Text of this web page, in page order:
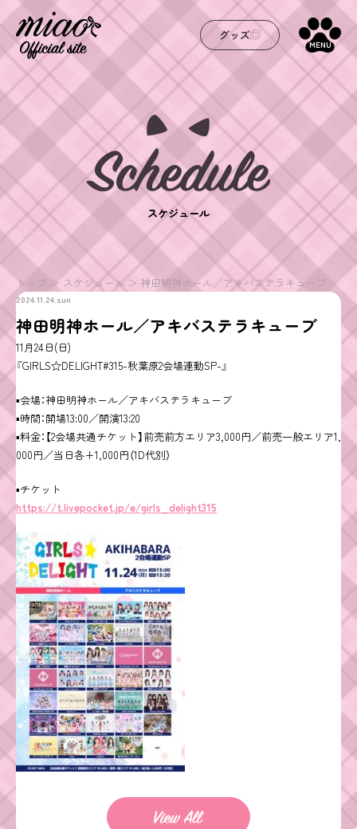
グッズ
MENU
スケジュール
トップ スケジュール 神田明神ホール／アキバステラキューブ
2024.11.24.sun
神田明神ホール／アキバステラキューブ
11月24日(日)
『GIRLS☆DELIGHT#315-秋葉原2会場連動SP-』
▪会場：神田明神ホール／アキバステラキューブ
▪時間：開場13:00／開演13:20
▪料金：【2会場共通チケット】前売前方エリア3,000円／前売一般エリア1,
000円／当日各+1,000円（1D代別）
▪チケット
https://t.livepocket.jp/e/girls_delight315